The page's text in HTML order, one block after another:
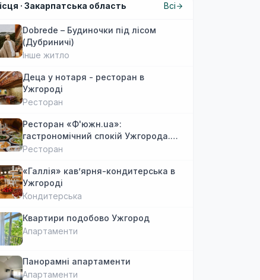
· Закарпатська область Всі
Dobrede – Будиночки під лісом
(Дубриничі)
Інше житло
Деца у нотаря - ресторан в
Ужгороді
Ресторан
Ресторан «Ф'южн.ua»:
гастрономічний спокій Ужгорода.
Авторська локальна кухня, затишок
Ресторан
«Галлія» кав’ярня-кондитерська в
Ужгороді
Кондитерська
Квартири подобово Ужгород
Апартаменти
Панорамні апартаменти
Апартаменти